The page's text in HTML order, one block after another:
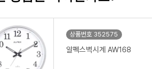
상품번호 352575
알펙스벽시계 AW168